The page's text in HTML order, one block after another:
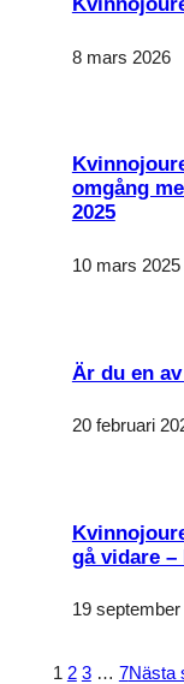
8 mars 2026
omgång
2025
10 mars 2025
Är du en
20 februari
gå vidare –
19 september
1 2 3 … 7Nästa
går inte att
behövs för
Statistik
förbättra
baserat på
används.
För att vår
hemsida ska
prestera så
möjligt under
ditt besök.
kakorna